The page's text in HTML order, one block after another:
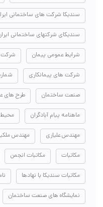
سندیکا شرکت های ساختمانی
سندیکای شرکتهای ساختمانی
شرایط عمومی پیمان شرکت
شرکت های پیمانکاری
صنعت ساختمان طرح های
ماهنامه پیام آبادگران
مهندس علیاری مهندس
مکاتبات مکاتبات انجمن
مکاتبات سندیکا با نهادها
نمایشگاه های صنعت ساختمان